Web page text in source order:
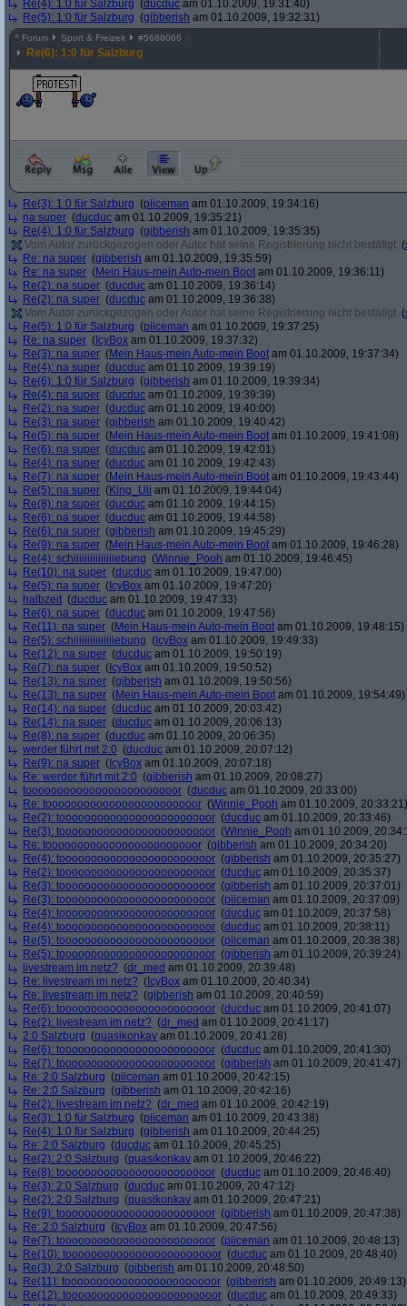
Re(4): 1:0 für Salzburg (ducduc am 01.10.2009, 19:31:40)
Re(5): 1:0 für Salzburg (gibberish am 01.10.2009, 19:32:31)
^ Forum Sport & Freizeit #5688066
Re(6): 1:0 für Salzburg
Re(3): 1:0 für Salzburg (piiceman am 01.10.2009, 19:34:16)
na super (ducduc am 01.10.2009, 19:35:21)
Re(4): 1:0 für Salzburg (gibberish am 01.10.2009, 19:35:35)
Vom Autor zurückgezogen oder Autor hat seine Registrierung nicht bestätigt (
Re: na super (gibberish am 01.10.2009, 19:35:59)
Re: na super (Mein Haus-mein Auto-mein Boot am 01.10.2009, 19:36:11)
Re(2): na super (ducduc am 01.10.2009, 19:36:14)
Re(2): na super (ducduc am 01.10.2009, 19:36:38)
Vom Autor zurückgezogen oder Autor hat seine Registrierung nicht bestätigt (
Re(5): 1:0 für Salzburg (piiceman am 01.10.2009, 19:37:25)
Re: na super ( IcyBox am 01.10.2009, 19:37:32)
Re(3): na super (Mein Haus-mein Auto-mein Boot am 01.10.2009, 19:37:34)
Re(4): na super (ducduc am 01.10.2009, 19:39:19)
Re(6): 1:0 für Salzburg (gibberish am 01.10.2009, 19:39:34)
Re(4): na super (ducduc am 01.10.2009, 19:39:39)
Re(2): na super (ducduc am 01.10.2009, 19:40:00)
Re(3): na super (gibberish am 01.10.2009, 19:40:42)
Re(5): na super (Mein Haus-mein Auto-mein Boot am 01.10.2009, 19:41:08)
Re(6): na super (ducduc am 01.10.2009, 19:42:01)
Re(4): na super (ducduc am 01.10.2009, 19:42:43)
Re(7): na super (Mein Haus-mein Auto-mein Boot am 01.10.2009, 19:43:44)
Re(5): na super (King_Uli am 01.10.2009, 19:44:04)
Re(8): na super (ducduc am 01.10.2009, 19:44:15)
Re(6): na super (ducduc am 01.10.2009, 19:44:58)
Re(6): na super (gibberish am 01.10.2009, 19:45:29)
Re(9): na super (Mein Haus-mein Auto-mein Boot am 01.10.2009, 19:46:28)
Re(4): schiiiiiiiiiiiiiiiebung (Winnie_Pooh am 01.10.2009, 19:46:45)
Re(10): na super (ducduc am 01.10.2009, 19:47:00)
Re(5): na super ( IcyBox am 01.10.2009, 19:47:20)
halbzeit (ducduc am 01.10.2009, 19:47:33)
Re(6): na super (ducduc am 01.10.2009, 19:47:56)
Re(11): na super (Mein Haus-mein Auto-mein Boot am 01.10.2009, 19:48:15)
Re(5): schiiiiiiiiiiiiiiiebung ( IcyBox am 01.10.2009, 19:49:33)
Re(12): na super (ducduc am 01.10.2009, 19:50:19)
Re(7): na super ( IcyBox am 01.10.2009, 19:50:52)
Re(13): na super (gibberish am 01.10.2009, 19:50:56)
Re(13): na super (Mein Haus-mein Auto-mein Boot am 01.10.2009, 19:54:49)
Re(14): na super (ducduc am 01.10.2009, 20:03:42)
Re(14): na super (ducduc am 01.10.2009, 20:06:13)
Re(8): na super (ducduc am 01.10.2009, 20:06:35)
werder führt mit 2:0 (ducduc am 01.10.2009, 20:07:12)
Re(9): na super ( IcyBox am 01.10.2009, 20:07:18)
Re: werder führt mit 2:0 (gibberish am 01.10.2009, 20:08:27)
toooooooooooooooooooooooor (ducduc am 01.10.2009, 20:33:00)
Re: toooooooooooooooooooooooor (Winnie_Pooh am 01.10.2009, 20:33:21)
Re(2): toooooooooooooooooooooooor (ducduc am 01.10.2009, 20:33:46)
Re(3): toooooooooooooooooooooooor (Winnie_Pooh am 01.10.2009,
Re: toooooooooooooooooooooooor (gibberish am 01.10.2009, 20:34:20)
Re(4): toooooooooooooooooooooooor (gibberish am 01.10.2009, 20:35:27)
Re(2): toooooooooooooooooooooooor (ducduc am 01.10.2009, 20:35:37)
Re(3): toooooooooooooooooooooooor (gibberish am 01.10.2009, 20:37:01)
Re(3): toooooooooooooooooooooooor (piiceman am 01.10.2009, 20:37:09)
Re(4): toooooooooooooooooooooooor (ducduc am 01.10.2009, 20:37:58)
Re(4): toooooooooooooooooooooooor (ducduc am 01.10.2009, 20:38:11)
Re(5): toooooooooooooooooooooooor (piiceman am 01.10.2009, 20:38:38)
Re(5): toooooooooooooooooooooooor (gibberish am 01.10.2009, 20:39:24)
livestream im netz? (dr_med am 01.10.2009, 20:39:48)
Re: livestream im netz? ( IcyBox am 01.10.2009, 20:40:34)
Re: livestream im netz? (gibberish am 01.10.2009, 20:40:59)
Re(6): toooooooooooooooooooooooor (ducduc am 01.10.2009, 20:41:07)
Re(2): livestream im netz? (dr_med am 01.10.2009, 20:41:17)
2:0 Salzburg (quasikonkav am 01.10.2009, 20:41:28)
Re(6): toooooooooooooooooooooooor (ducduc am 01.10.2009, 20:41:30)
Re(7): toooooooooooooooooooooooor (gibberish am 01.10.2009, 20:41:47)
Re: 2:0 Salzburg (piiceman am 01.10.2009, 20:42:15)
Re: 2:0 Salzburg (gibberish am 01.10.2009, 20:42:16)
Re(2): livestream im netz? (dr_med am 01.10.2009, 20:42:19)
Re(3): 1:0 für Salzburg (piiceman am 01.10.2009, 20:43:38)
Re(4): 1:0 für Salzburg (gibberish am 01.10.2009, 20:44:25)
Re: 2:0 Salzburg (ducduc am 01.10.2009, 20:45:25)
Re(2): 2:0 Salzburg (quasikonkav am 01.10.2009, 20:46:22)
Re(8): toooooooooooooooooooooooor (ducduc am 01.10.2009, 20:46:40)
Re(3): 2:0 Salzburg (ducduc am 01.10.2009, 20:47:12)
Re(2): 2:0 Salzburg (quasikonkav am 01.10.2009, 20:47:21)
Re(9): toooooooooooooooooooooooor (gibberish am 01.10.2009, 20:47:38)
Re: 2:0 Salzburg ( IcyBox am 01.10.2009, 20:47:56)
Re(7): toooooooooooooooooooooooor (piiceman am 01.10.2009, 20:48:13)
Re(10): toooooooooooooooooooooooor (ducduc am 01.10.2009, 20:48:40)
Re(3): 2:0 Salzburg (gibberish am 01.10.2009, 20:48:50)
Re(11): toooooooooooooooooooooooor (gibberish am 01.10.2009, 20:49:13)
Re(12): toooooooooooooooooooooooor (ducduc am 01.10.2009, 20:49:33)